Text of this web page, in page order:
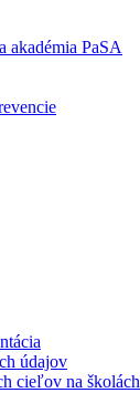
akadémia PaSA
údajov
cieľov na školách